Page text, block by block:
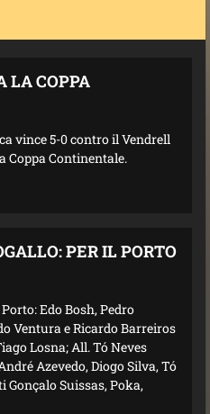
LA COPPA
vince 5-0 contro il Vendrell
Coppa Continentale.
PER IL PORTO
Edo Bosh, Pedro
Ventura e Ricardo Barreiros
Losna; All. Tó Neves
Azevedo, Diogo Silva, Tó
Gonçalo Suissas, Poka,